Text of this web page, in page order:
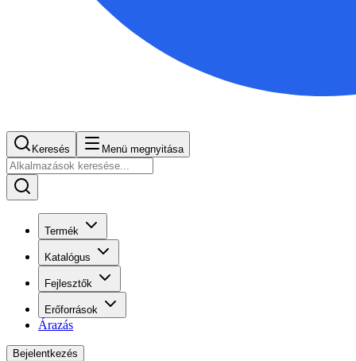
Keresés Menü megnyitása
Termék
Katalógus
Fejlesztők
Erőforrások
Árazás
Bejelentkezés